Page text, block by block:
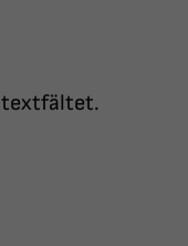
textfältet.